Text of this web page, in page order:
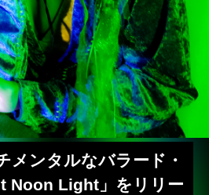
メンタルなバラード・
Noon Light」をリリー